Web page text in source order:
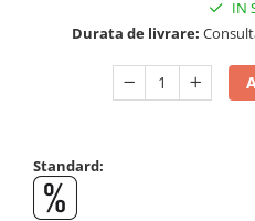
OIML M2
Greutati individuale
OIML F1
OIML F2
IN
Durata de livrare:
Standard: